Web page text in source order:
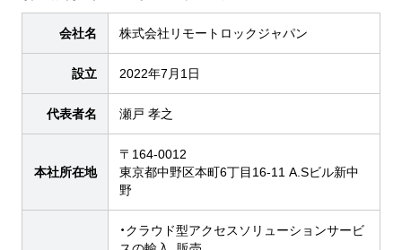
会社名 株式会社リモートロックジャパン
設立 2022年7月1日
代表者名 瀬戸 孝之
本社所在地
〒164-0012
東京都中野区本町6丁目16-11 A.Sビル新中
野
・クラウド型アクセスソリューションサービ